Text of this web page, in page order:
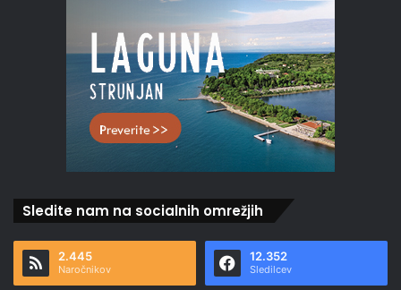
Sledite nam na socialnih omrežjih
2.445
Naročnikov
12.352
Sledilcev